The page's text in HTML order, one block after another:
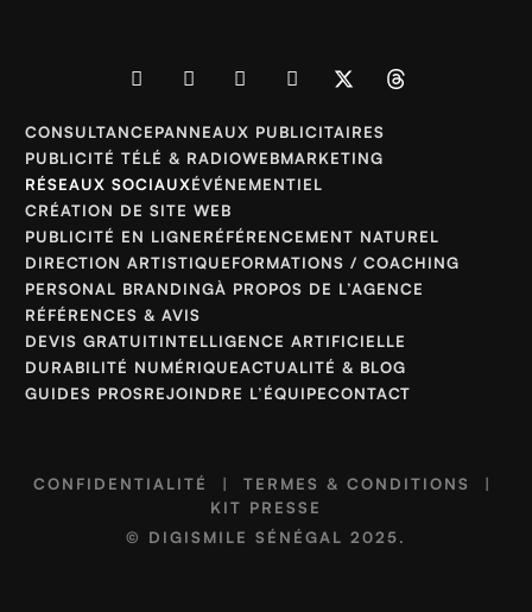
CONSULTANCEPANNEAUX PUBLICITAIRES
PUBLICITÉ TÉLÉ & RADIOWEBMARKETING
RÉSEAUX SOCIAUXÉVÉNEMENTIEL
CRÉATION DE SITE WEB
PUBLICITÉ EN LIGNERÉFÉRENCEMENT NATUREL
DIRECTION ARTISTIQUEFORMATIONS / COACHING
PERSONAL BRANDINGÀ PROPOS DE L’AGENCE
RÉFÉRENCES & AVIS
DEVIS GRATUITINTELLIGENCE ARTIFICIELLE
DURABILITÉ NUMÉRIQUEACTUALITÉ & BLOG
GUIDES PROSREJOINDRE L’ÉQUIPECONTACT
CONFIDENTIALITÉ | TERMES & CONDITIONS
|
KIT PRESSE
© DIGISMILE SÉNÉGAL 2025.